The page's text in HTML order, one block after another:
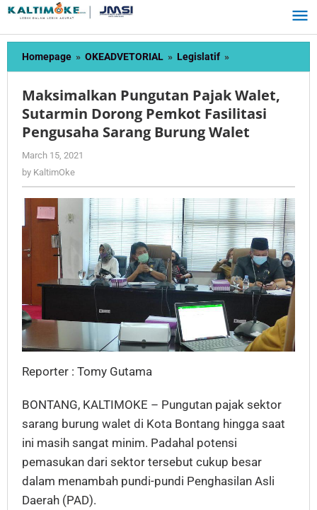
Skip
content
Homepage » OKEADVETORIAL » Legislatif »
Pungutan
Walet,
Sutarmin
Dorong
Sarang
Burung
Walet
Maksimalkan Pungutan Pajak Walet,
Sutarmin Dorong Pemkot Fasilitasi
Pengusaha Sarang Burung Walet
March 15, 2021
by KaltimOke
Reporter : Tomy Gutama
BONTANG, KALTIMOKE – Pungutan pajak sektor
sarang burung walet di Kota Bontang hingga saat
ini masih sangat minim. Padahal potensi
pemasukan dari sektor tersebut cukup besar
dalam menambah pundi-pundi Penghasilan Asli
Daerah (PAD).